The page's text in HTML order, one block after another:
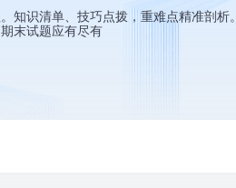
知识清单、技巧点拨，重难点精准剖析。
末试题应有尽有